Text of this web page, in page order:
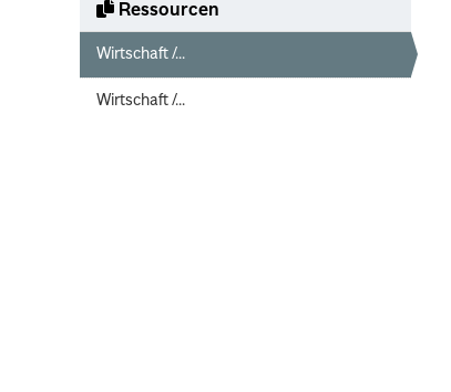
Ressourcen
Wirtschaft /...
Wirtschaft /...